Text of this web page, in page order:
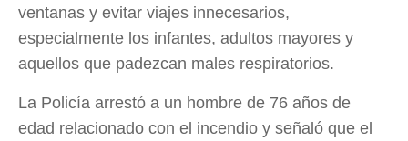
ventanas y evitar viajes innecesarios,
especialmente los infantes, adultos mayores y
aquellos que padezcan males respiratorios.
La Policía arrestó a un hombre de 76 años de
edad relacionado con el incendio y señaló que el